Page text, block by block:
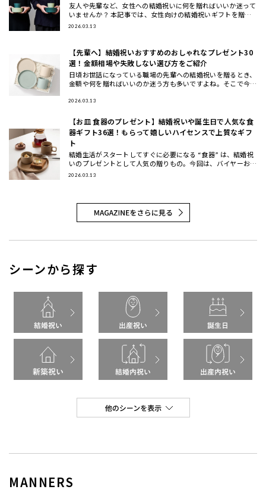
友人や先輩など、女性への結婚祝いに何を贈ればいいか迷って
いませんか？ 本記事では、女性向けの結婚祝いギフトを贈る
相手別（女友達・同僚・先輩/上司・後輩/部下）と、年代別
2026.03.13
【先輩へ】結婚祝いおすすめのおしゃれなプレゼント30
選！金額相場や失敗しない選び方をご紹介
日頃お世話になっている職場の先輩への結婚祝いを贈るとき、
金額や何を贈ればいいのか迷う方も多いですよね。そこで今回
などのマナー
2026.03.13
【お皿 食器のプレゼント】結婚祝いや誕生日で人気な食
器ギフト36選！もらって嬉しいハイセンスで上質なギフ
ト
結婚生活がスタートしてすぐに必要になる “食器” は、結婚祝
いのプレゼントとして人気の贈りもの。今回は、バイヤーおす
すめの食器ギフトをご紹介します。大切な方に喜んでもらえる
2026.03.13
シーンから探す
MANNERS